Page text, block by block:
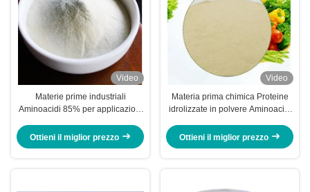
Video
Materie prime industriali
Aminoacidi 85% per applicazioni
Ottieni il miglior prezzo
Video
Materia prima chimica Proteine
idrolizzate in polvere Aminoacidi
Ottieni il miglior prezzo